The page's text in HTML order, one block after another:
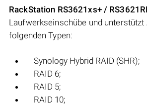
RackStation RS3621xs+ /
Laufwerkseinschübe und unterstützt
folgenden Typen:
Synology Hybrid RAID (SHR);
RAID 6;
RAID 5;
RAID 10;